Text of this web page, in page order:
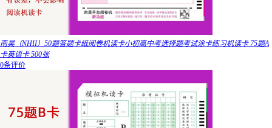
南昊（NHII）50题答题卡纸阅卷机读卡小初高中考选择题考试涂卡练习机读卡 75题A
卡英语卡 500张
0条评价